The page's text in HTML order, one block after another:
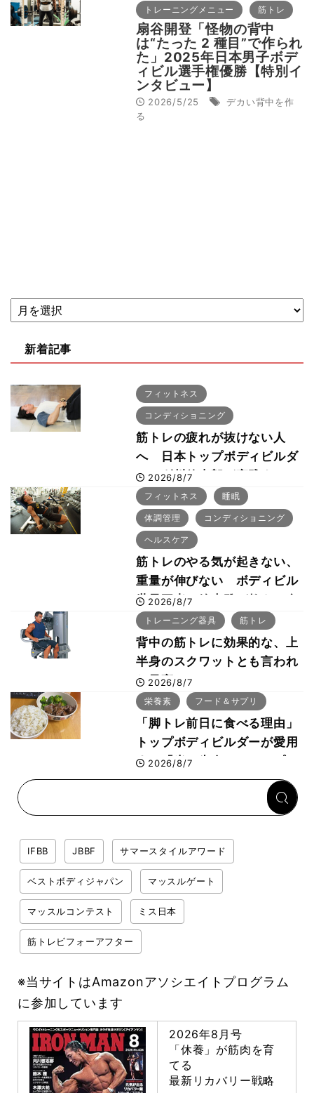
トレーニングメニュー 筋トレ
扇谷開登「怪物の背中
は“たった 2 種目”で作られ
た」2025年日本男子ボデ
ィビル選手権優勝【特別イ
ンタビュー】
2026/5/25
デカい背中を作
る
新着記事
フィットネス
コンディショニング
筋トレの疲れが抜けない人
へ 日本トップボディビルダ
ー・刈川啓志郎が実践する
「回復習慣」
2026/8/7
フィットネス 睡眠
体調管理 コンディショニング
ヘルスケア
筋トレのやる気が起きない、
重量が伸びない ボディビル
世界王者・鈴木雅が教える食
事・睡眠・呼吸の整え方
2026/8/7
トレーニング器具 筋トレ
背中の筋トレに効果的な、上
半身のスクワットとも言われ
た最高マシン“ノーチラス・
プルオーバーマシン”とは？
2026/8/7
栄養素 フード＆サプリ
「脚トレ前日に食べる理由」
トップボディビルダーが愛用
する「米＋牛肉」のシンプル
回復メシとは？
2026/8/7
IFBB JBBF サマースタイルアワード
ベストボディジャパン マッスルゲート
マッスルコンテスト ミス日本
筋トレビフォーアフター
※当サイトはAmazonアソシエイトプログラム
に参加しています
2026年8月号
「休養」が筋肉を育
てる
最新リカバリー戦略